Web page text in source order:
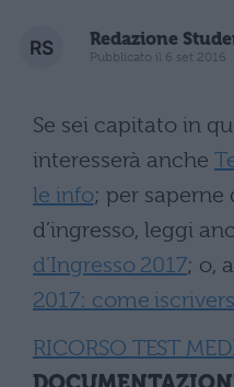
Redazione
Pubblicato il 6 set 2016
Se sei capitato in
interesserà anche
le info; per saperne
d’ingresso, leggi
d’Ingresso 2017; o,
2017: come
RICORSO TEST